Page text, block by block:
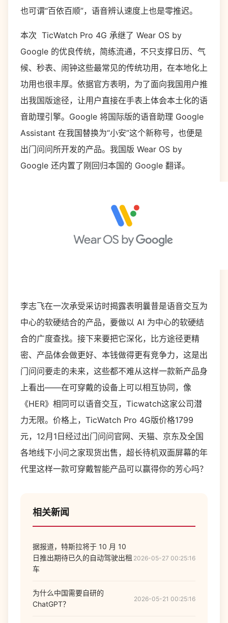
也可谓“百依百顺”，语音辨认速度上也是零推迟。
本次 TicWatch Pro 4G 承继了 Wear OS by
Google 的优良传统，简练流通，不只支撑日历、气
候、秒表、闹钟这些最常见的传统功用，在本地化上
功用也很丰厚。依据官方表明，为了面向我国用户推
出我国版途径，让用户直接在手表上体会本土化的语
音助理引擎。Google 将国际版的语音助理 Google
Assistant 在我国替换为“小安”这个新称号，也便是
出门问问所开发的产品。我国版 Wear OS by
Google 还内置了刚回归本国的 Google 翻译。
李志飞在一次承受采访时揭露表明曩昔是语音交互为
中心的软硬结合的产品，要做以 AI 为中心的软硬结
合的广度查找。接下来要把它深化，比方途径更精
密、产品体会做更好、本钱做得更有竞争力，这是出
门问问要走的未来，这些都不难从这样一款新产品身
上看出——在可穿戴的设备上可以相互协同，像
《HER》相同可以语音交互，Ticwatch这家公司潜
力无限。价格上，TicWatch Pro 4G版价格1799
元，12月1日经过出门问问官网、天猫、京东及全国
各地线下小问之家现货出售，超长待机双面屏幕的年
代里这样一款可穿戴智能产品可以赢得你的芳心吗？
相关新闻
据报道，特斯拉将于 10 月 10
日推出期待已久的自动驾驶出租
车
2026-05-27 00:25:16
为什么中国需要自研的
ChatGPT？
2026-05-21 00:25:16